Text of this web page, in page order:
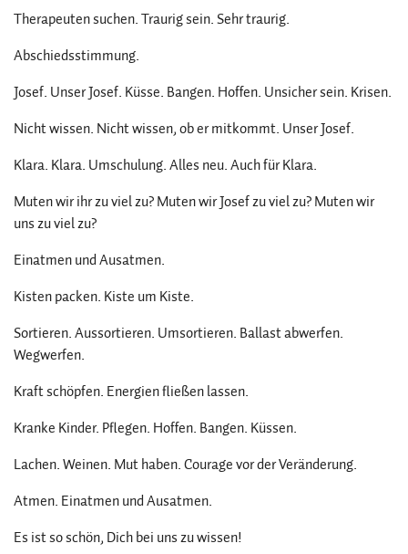
Therapeuten suchen. Traurig sein. Sehr traurig.
Abschiedsstimmung.
Josef. Unser Josef. Küsse. Bangen. Hoffen. Unsicher sein. Krisen.
Nicht wissen. Nicht wissen, ob er mitkommt. Unser Josef.
Klara. Klara. Umschulung. Alles neu. Auch für Klara.
Muten wir ihr zu viel zu? Muten wir Josef zu viel zu? Muten wir
uns zu viel zu?
Einatmen und Ausatmen.
Kisten packen. Kiste um Kiste.
Sortieren. Aussortieren. Umsortieren. Ballast abwerfen.
Wegwerfen.
Kraft schöpfen. Energien fließen lassen.
Kranke Kinder. Pflegen. Hoffen. Bangen. Küssen.
Lachen. Weinen. Mut haben. Courage vor der Veränderung.
Atmen. Einatmen und Ausatmen.
Es ist so schön, Dich bei uns zu wissen!